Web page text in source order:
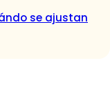
se ajustan